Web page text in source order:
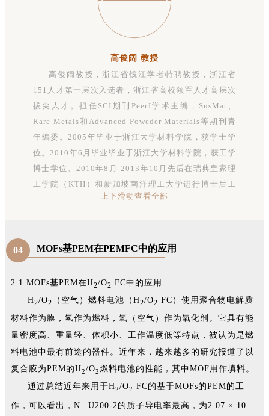
高俊阔 教授
高俊阔教授，浙江省钱江学者特聘教授，浙江省
151人才第一层次入选者，浙江省高校领军人才高层次
拔尖人才。担任SCI期刊PeerJ学术主编，SusMat、
Rare Metals和Advanced Poweder Materials等期刊青
年编委。2005年毕业于浙江大学材料学院，获学士学
位。2010年6月毕业毕业于浙江大学材料学院，获工学
博士学位。2010年8月-2013年10月先后在瑞典皇家理
工学院（KTH）和新加坡南洋理工大学进行博士后工
作。2013年11月进入浙江理工大学材料科学与工程学
在Angew. Chem. Int. Ed、Coord. Chem. Rev.等国际
次，H因子46。发表论文入选热点论文(Hot paper) 9
Investigators）。获中国化工学会基础研究成果奖二等
奖一项。
上下滑动查看全部
04 MOFs基PEM在PEMFC中的应用
2.1 MOFs基PEM在H2/O2 FC中的应用
H2/O2 （空气）燃料电池（H2/O2 FC）使用聚合物电解质
材料作为膜，氢作为燃料，氧（空气）作为氧化剂。它具有能
量密度高、重量轻、体积小、工作温度低等特点，被认为是燃
料电池中最有前途的器件。近年来，越来越多的研究报道了以
复合膜为PEM的H2/O2燃料电池的性能，其中MOF用作填料。
通过总结近年来用于H2/O2 FC的基于MOFs的PEM的工
作，可以看出，N_ U200-2的质子导电率最高，为2.07 × 10-